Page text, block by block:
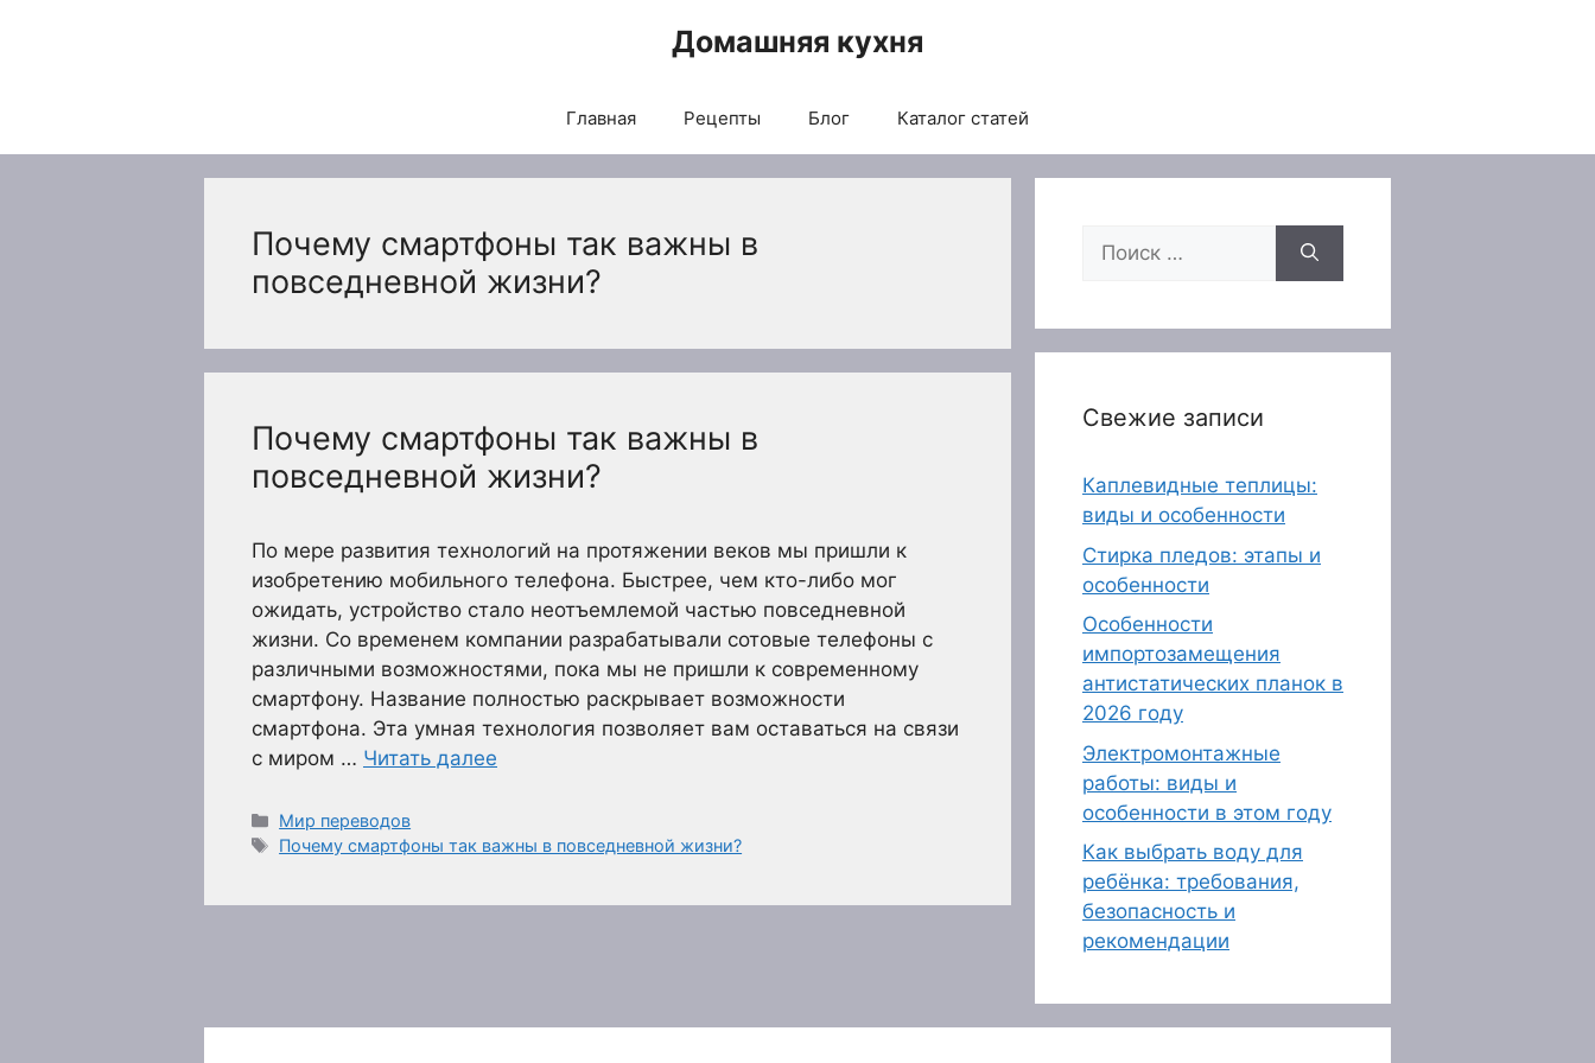
Домашняя кухня
Главная Рецепты Блог Каталог статей
Почему смартфоны так важны в
повседневной жизни?
Почему смартфоны так важны в
повседневной жизни?
По мере развития технологий на протяжении веков мы пришли к
изобретению мобильного телефона. Быстрее, чем кто-либо мог
ожидать, устройство стало неотъемлемой частью повседневной
жизни. Со временем компании разрабатывали сотовые телефоны с
различными возможностями, пока мы не пришли к современному
смартфону. Название полностью раскрывает возможности
смартфона. Эта умная технология позволяет вам оставаться на связи
с миром … Читать далее
Рубрики
Мир переводов
Метки
Почему смартфоны так важны в повседневной жизни?
Поиск:
Свежие записи
Каплевидные теплицы:
виды и особенности
Стирка пледов: этапы и
особенности
Особенности
импортозамещения
антистатических планок в
2026 году
Электромонтажные
работы: виды и
особенности в этом году
Как выбрать воду для
ребёнка: требования,
безопасность и
рекомендации